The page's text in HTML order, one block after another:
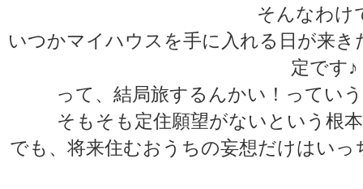
そんなわけ
いつかマイハウスを手に入れる日が来
定です♪
って、結局旅するんかい！ってい
そもそも定住願望がないという根
でも、将来住むおうちの妄想だけはい